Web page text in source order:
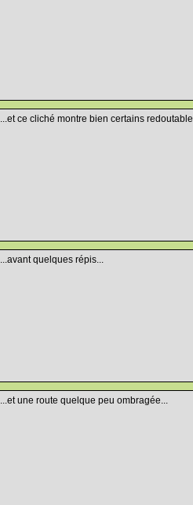
...et ce cliché montre bien certains
...avant quelques répis...
...et une route quelque peu ombragée...